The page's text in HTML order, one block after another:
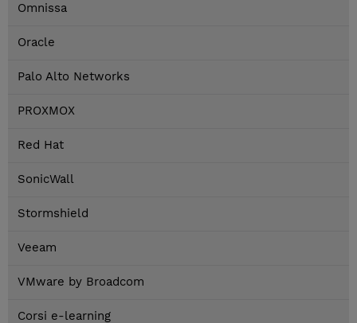
Omnissa
Oracle
Palo Alto Networks
PROXMOX
Red Hat
SonicWall
Stormshield
Veeam
VMware by Broadcom
Corsi e-learning